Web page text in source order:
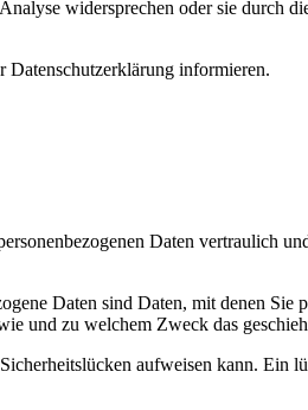
widersprechen oder sie durch
Datenschutzerklärung informieren.
Daten vertraulich
Daten sind Daten, mit denen
und zu welchem Zweck das
aufweisen kann. Ein